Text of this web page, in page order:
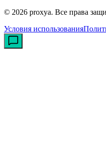
© 2026 proxya. Все права
Условия использования